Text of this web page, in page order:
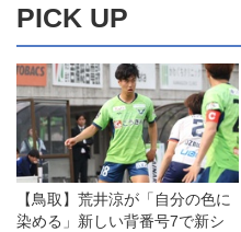
PICK UP
【鳥取】荒井涼が「自分の色に
染める」新しい背番号7で新シ